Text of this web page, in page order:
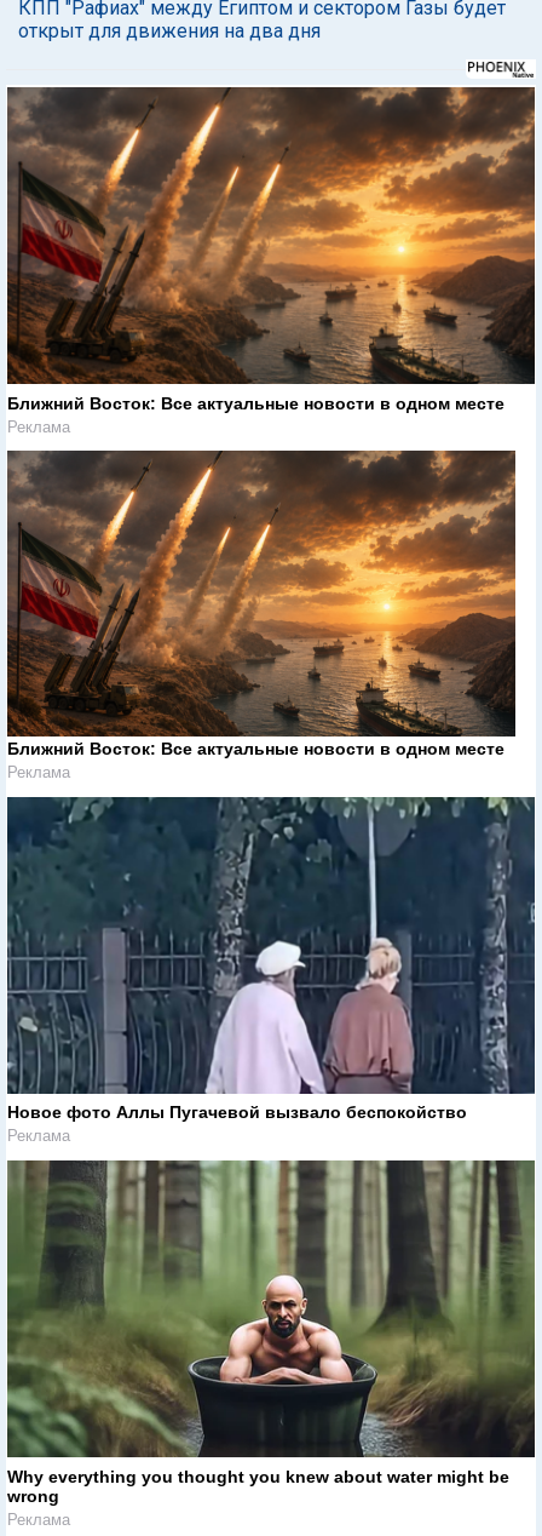
КПП "Рафиах" между Египтом и сектором Газы будет
открыт для движения на два дня
Ближний Восток: Все актуальные новости в одном месте
Реклама
Ближний Восток: Все актуальные новости в одном месте
Реклама
Новое фото Аллы Пугачевой вызвало беспокойство
Реклама
Why everything you thought you knew about water might be
wrong
Реклама